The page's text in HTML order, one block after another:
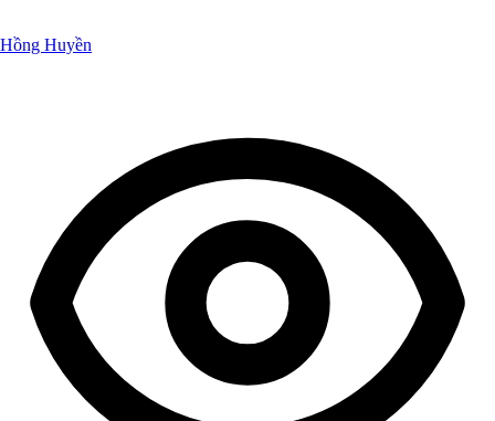
Hồng Huyền